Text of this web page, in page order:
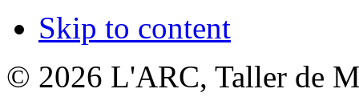
Skip to content
© 2026 L'ARC, Taller de